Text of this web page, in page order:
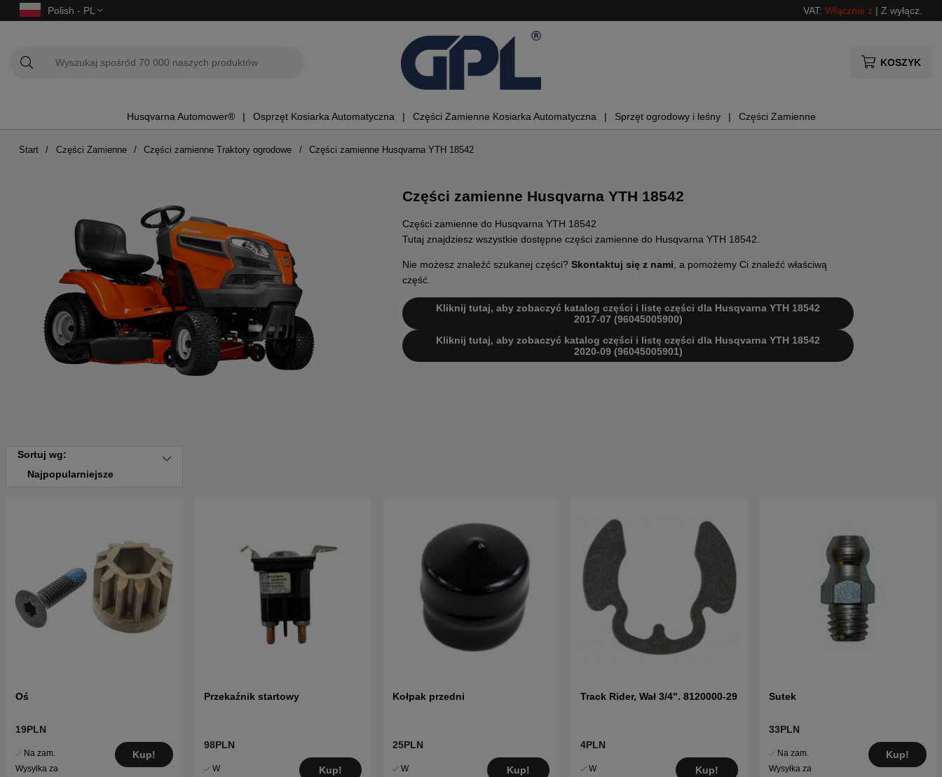
Polish - PL VAT: Włącznie z | Z wyłącz.
KOSZYK
Husqvarna Automower® Osprzęt Kosiarka Automatyczna Części Zamienne Kosiarka Automatyczna Sprzęt ogrodowy i leśny Części Zamienne
Start Części Zamienne Części zamienne Traktory ogrodowe Części zamienne Husqvarna YTH 18542
Części zamienne Husqvarna YTH 18542
Części zamienne do Husqvarna YTH 18542
Tutaj znajdziesz wszystkie dostępne części zamienne do Husqvarna YTH 18542.
Nie możesz znaleźć szukanej części? Skontaktuj się z nami, a pomożemy Ci znaleźć właściwą
część.
Kliknij tutaj, aby zobaczyć katalog części i listę części dla Husqvarna YTH 18542
2017-07 (96045005900)
Kliknij tutaj, aby zobaczyć katalog części i listę części dla Husqvarna YTH 18542
2020-09 (96045005901)
Sortuj wg:
Najpopularniejsze
Oś
19PLN
Na zam.
Wysyłka za
Kup!
Przekaźnik startowy
98PLN
W
Kup!
Kołpak przedni
25PLN
W
Kup!
Track Rider, Wał 3/4". 8120000-29
4PLN
W
Kup!
Sutek
33PLN
Na zam.
Wysyłka za
Kup!